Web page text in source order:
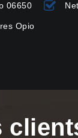
06650
Opio